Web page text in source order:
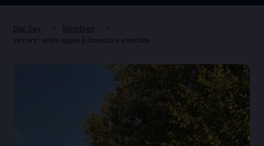
Dial Gay > Membres
>
Vincent : votre appel à l’aventure interdite